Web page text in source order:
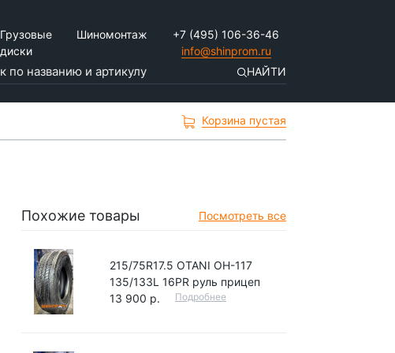
Грузовые
диски
Шиномонтаж
+7 (495) 106-36-46
info@shinprom.ru
НАЙТИ
Корзина пустая
Похожие товары Посмотреть все
215/75R17.5 OTANI OH-117
135/133L 16PR руль прицеп
13 900 р.
Подробнее